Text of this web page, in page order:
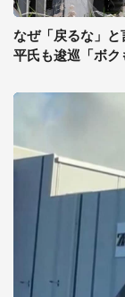
なぜ「戻るな」
平氏も逡巡「ボク